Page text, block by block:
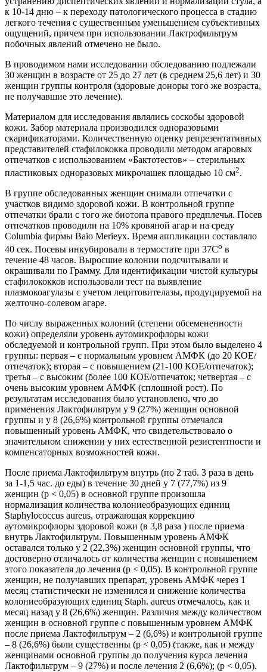
к 10-14 дню – к переходу патологического процесса в стадию
легкого течения с существенным уменьшением субъективных
ощущений, причем при использовании Лактрофильтрум
побочных явлений отмечено не было.
В проводимом нами исследовании обследованию подлежали
30 женщин в возрасте от 25 до 27 лет (в среднем 25,6 лет) и 30
женщин группы контроля (здоровые доноры того же возраста,
не получавшие это лечение).
Материалом для исследования являлись соскобы здоровой
кожи. Забор материала производился одноразовыми
скарификаторами. Количественную оценку репрезентативных
представителей стафилококка проводили методом агаровых
отпечатков с использованием «Бактотестов» – стерильных
пластиковых одноразовых микрочашек площадью 10 см2.
В группе обследованных женщин снимали отпечатки с
участков видимо здоровой кожи. В контрольной группе
отпечатки брали с того же биотопа правого предплечья. Посев
отпечатков проводили на 10% кровяной агар и на среду
Columbia фирмы Baio Merieyx. Время аппликации составляло
40 сек. Посевы инкубировали в термостате при 37Со в
течение 48 часов. Выросшие колонии подсчитывали и
окрашивали по Грамму. Для идентификации чистой культуры
стафилококков использовали тест на выявление
плазмокоагулазы с учетом лецитовителазы, продуцируемой на
желточно-солевом агаре.
По числу выраженных колоний (степени обсемененности
кожи) определяли уровень аутомикрофлоры кожи
обследуемой и контрольной групп. При этом было выделено 4
группы: первая – с нормальным уровнем АМФК (до 20 КОЕ/
отпечаток); вторая – с повышением (21-100 КОЕ/отпечаток);
третья – с высоким (более 100 КОЕ/отпечаток; четвертая – с
очень высоким уровнем АМФК (сплошной рост). По
результатам исследования было установлено, что до
применения Лактофильтрум у 9 (27%) женщин основной
группы и у 8 (26,6%) контрольной группы отмечался
повышенный уровень АМФК, что свидетельствовало о
значительном снижении у них естественной резистентности и
компенсаторных возможностей кожи.
После приема Лактофильтрум внутрь (по 2 таб. 3 раза в день
за 1-1,5 час. до еды) в течение 30 дней у 7 (77,7%) из 9
женщин (р < 0,05) в основной группе произошла
нормализация количества колониеобразующих единиц
Staphylococcus aureus, отражающая коррекцию
аутомикрофлоры здоровой кожи (в 3,8 раза ) после приема
внутрь Лактофильтрум. Повышенным уровень АМФК
оставался только у 2 (22,3%) женщин основной группы, что
достоверно отличалось от количества женщин с повышением
этого показателя до лечения (р < 0,05). В контрольной группе
женщин, не получавших препарат, уровень АМФК через 1
месяц статистически не изменился и снижение количества
колониеобразующих единиц Staph. aureus отмечалось, как и
месяц назад у 8 (26,6%) женщин. Различия между количеством
женщин в основной группе с повышенным уровнем АМФК
после приема Лактофильтрум – 2 (6,6%) и контрольной группе
– 8 (26,6%) были существенны (р < 0,05) (также, как и между
женщинами основной группы до получения курса лечения
Лактофильтрум – 9 (27%) и после лечения 2 (6,6%); (р < 0,05).